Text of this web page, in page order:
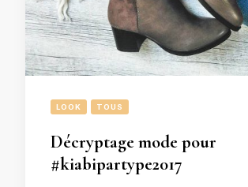
LOOK TOUS
Décryptage mode pour
#kiabipartype2017